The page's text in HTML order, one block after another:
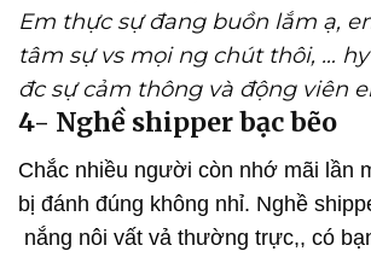
Em thực sự đang buồn lắm ạ,
tâm sự vs mọi ng chút thôi, …
đc sự cảm thông và động viên
4- Nghề shipper bạc bẽo
Chắc nhiều người còn nhớ mãi lần
bị đánh đúng không nhỉ. Nghề
nắng nôi vất vả thường trực,, có